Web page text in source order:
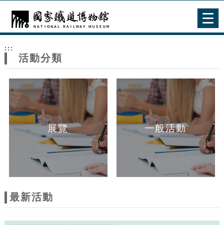
網
站
主
題
:::
活動分類
展覽 一般活動
最新活動